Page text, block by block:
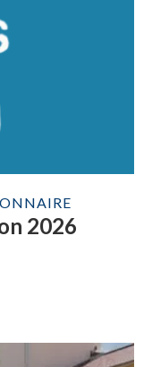
2026